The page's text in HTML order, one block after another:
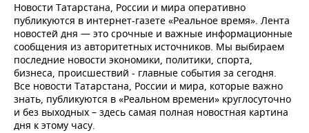
Новости Татарстана, России и мира оперативно
публикуются в интернет-газете «Реальное время». Лента
новостей дня — это срочные и важные информационные
сообщения из авторитетных источников. Мы выбираем
последние новости экономики, политики, спорта,
бизнеса, происшествий - главные события за сегодня.
Все новости Татарстана, России и мира, которые важно
знать, публикуются в «Реальном времени» круглосуточно
и без выходных – здесь самая полная новостная картина
дня к этому часу.